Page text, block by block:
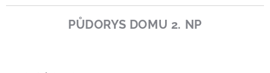
PŮDORYS DOMU 2. NP